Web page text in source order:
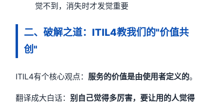
觉不到，消失时才发觉重要
二、破解之道：ITIL4教我们的"价值共
创"
ITIL4有个核心观点： 服务的价值是由使用者定义的。
翻译成大白话：别自己觉得多厉害，要让用的人觉得